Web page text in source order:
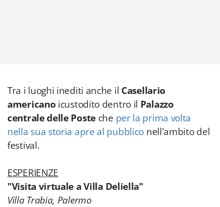
Tra i luoghi inediti anche il Casellario
americano icustodito dentro il Palazzo
centrale delle Poste che per la prima volta
nella sua storia apre al pubblico nell'ambito del
festival.
ESPERIENZE
"Visita virtuale a Villa Deliella"
Villa Trabia, Palermo